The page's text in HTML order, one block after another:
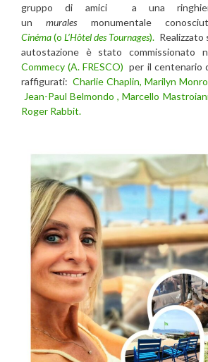
gruppo di amici a una
unmurales monumentale
Cinéma(oL’Hôtel des Tournages). Realizzato
autostazione è stato commissionato
Commecy (A. FRESCO) per il centenario
raffigurati:Charlie Chaplin, Marilyn
Jean-Paul Belmondo , Marcello
Roger Rabbit.